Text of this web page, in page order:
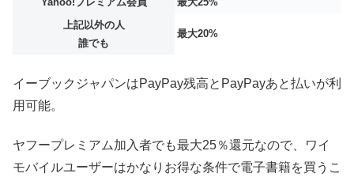
上記以外の人
誰でも
最大20%
イーブックジャパンはPayPay残高とPayPayあと払いが利
用可能。
ヤフープレミアム加入者でも最大25％還元なので、ワイ
モバイルユーザーはかなりお得な条件で電子書籍を買うこ